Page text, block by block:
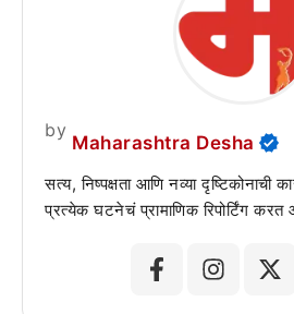
by
Maharashtra Desha
सत्य, निष्पक्षता आणि नव्या दृष्टिकोनाची
प्रत्येक घटनेचं प्रामाणिक रिपोर्टिंग